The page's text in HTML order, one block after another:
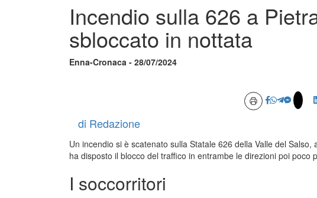
Incendio sulla 626 a
sbloccato in nottata
Enna-Cronaca - 28/07/2024
di Redazione
Un incendio si è scatenato sulla Statale 626 della Valle del Salso,
ha disposto il blocco del traffico in entrambe le direzioni poi poco
I soccorritori